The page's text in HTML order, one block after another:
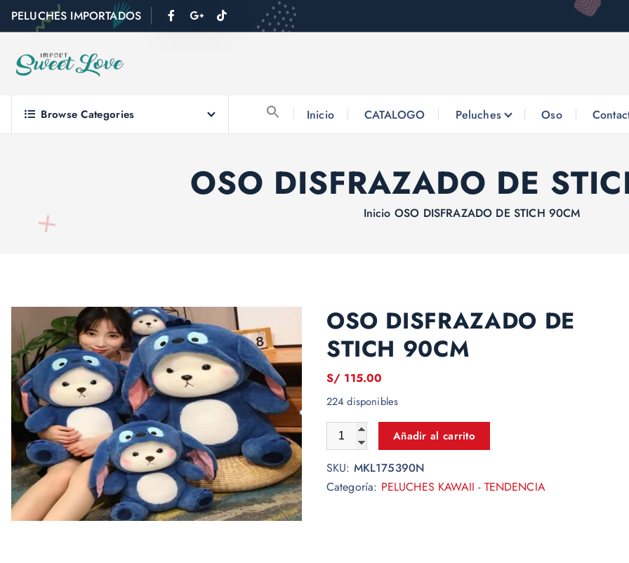
PELUCHES IMPORTADOS
Browse Categories Inicio CATALOGO Peluches Oso
OSO DISFRAZADO DE
Inicio OSO DISFRAZADO DE STICH 90CM
OSO DISFRAZADO DE
STICH 90CM
S/ 115.00
224 disponibles
Añadir al carrito
SKU: MKL175390N
Categoría: PELUCHES KAWAII - TENDENCIA